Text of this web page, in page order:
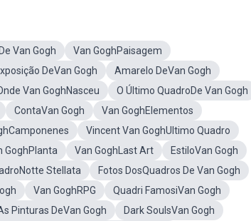
Van Gogh
Van GoghPaisagem
DeVan Gogh
Amarelo DeVan Gogh
Van GoghNasceu
O Último QuadroDe Van Gogh
ContaVan Gogh
Van GoghElementos
Vincent Van GoghUltimo Quadro
GoghPlanta Van GoghLast Art
EstiloVan Gogh
Stellata
Fotos DosQuadros De Van Gogh
Van GoghRPG
Quadri FamosiVan Gogh
Pinturas DeVan Gogh
Dark SoulsVan Gogh